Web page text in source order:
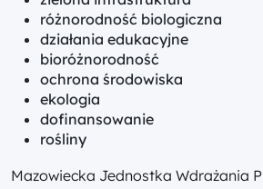
różnorodność biologiczna
działania edukacyjne
bioróżnorodność
ochrona środowiska
ekologia
dofinansowanie
rośliny
Mazowiecka Jednostka Wdrażania